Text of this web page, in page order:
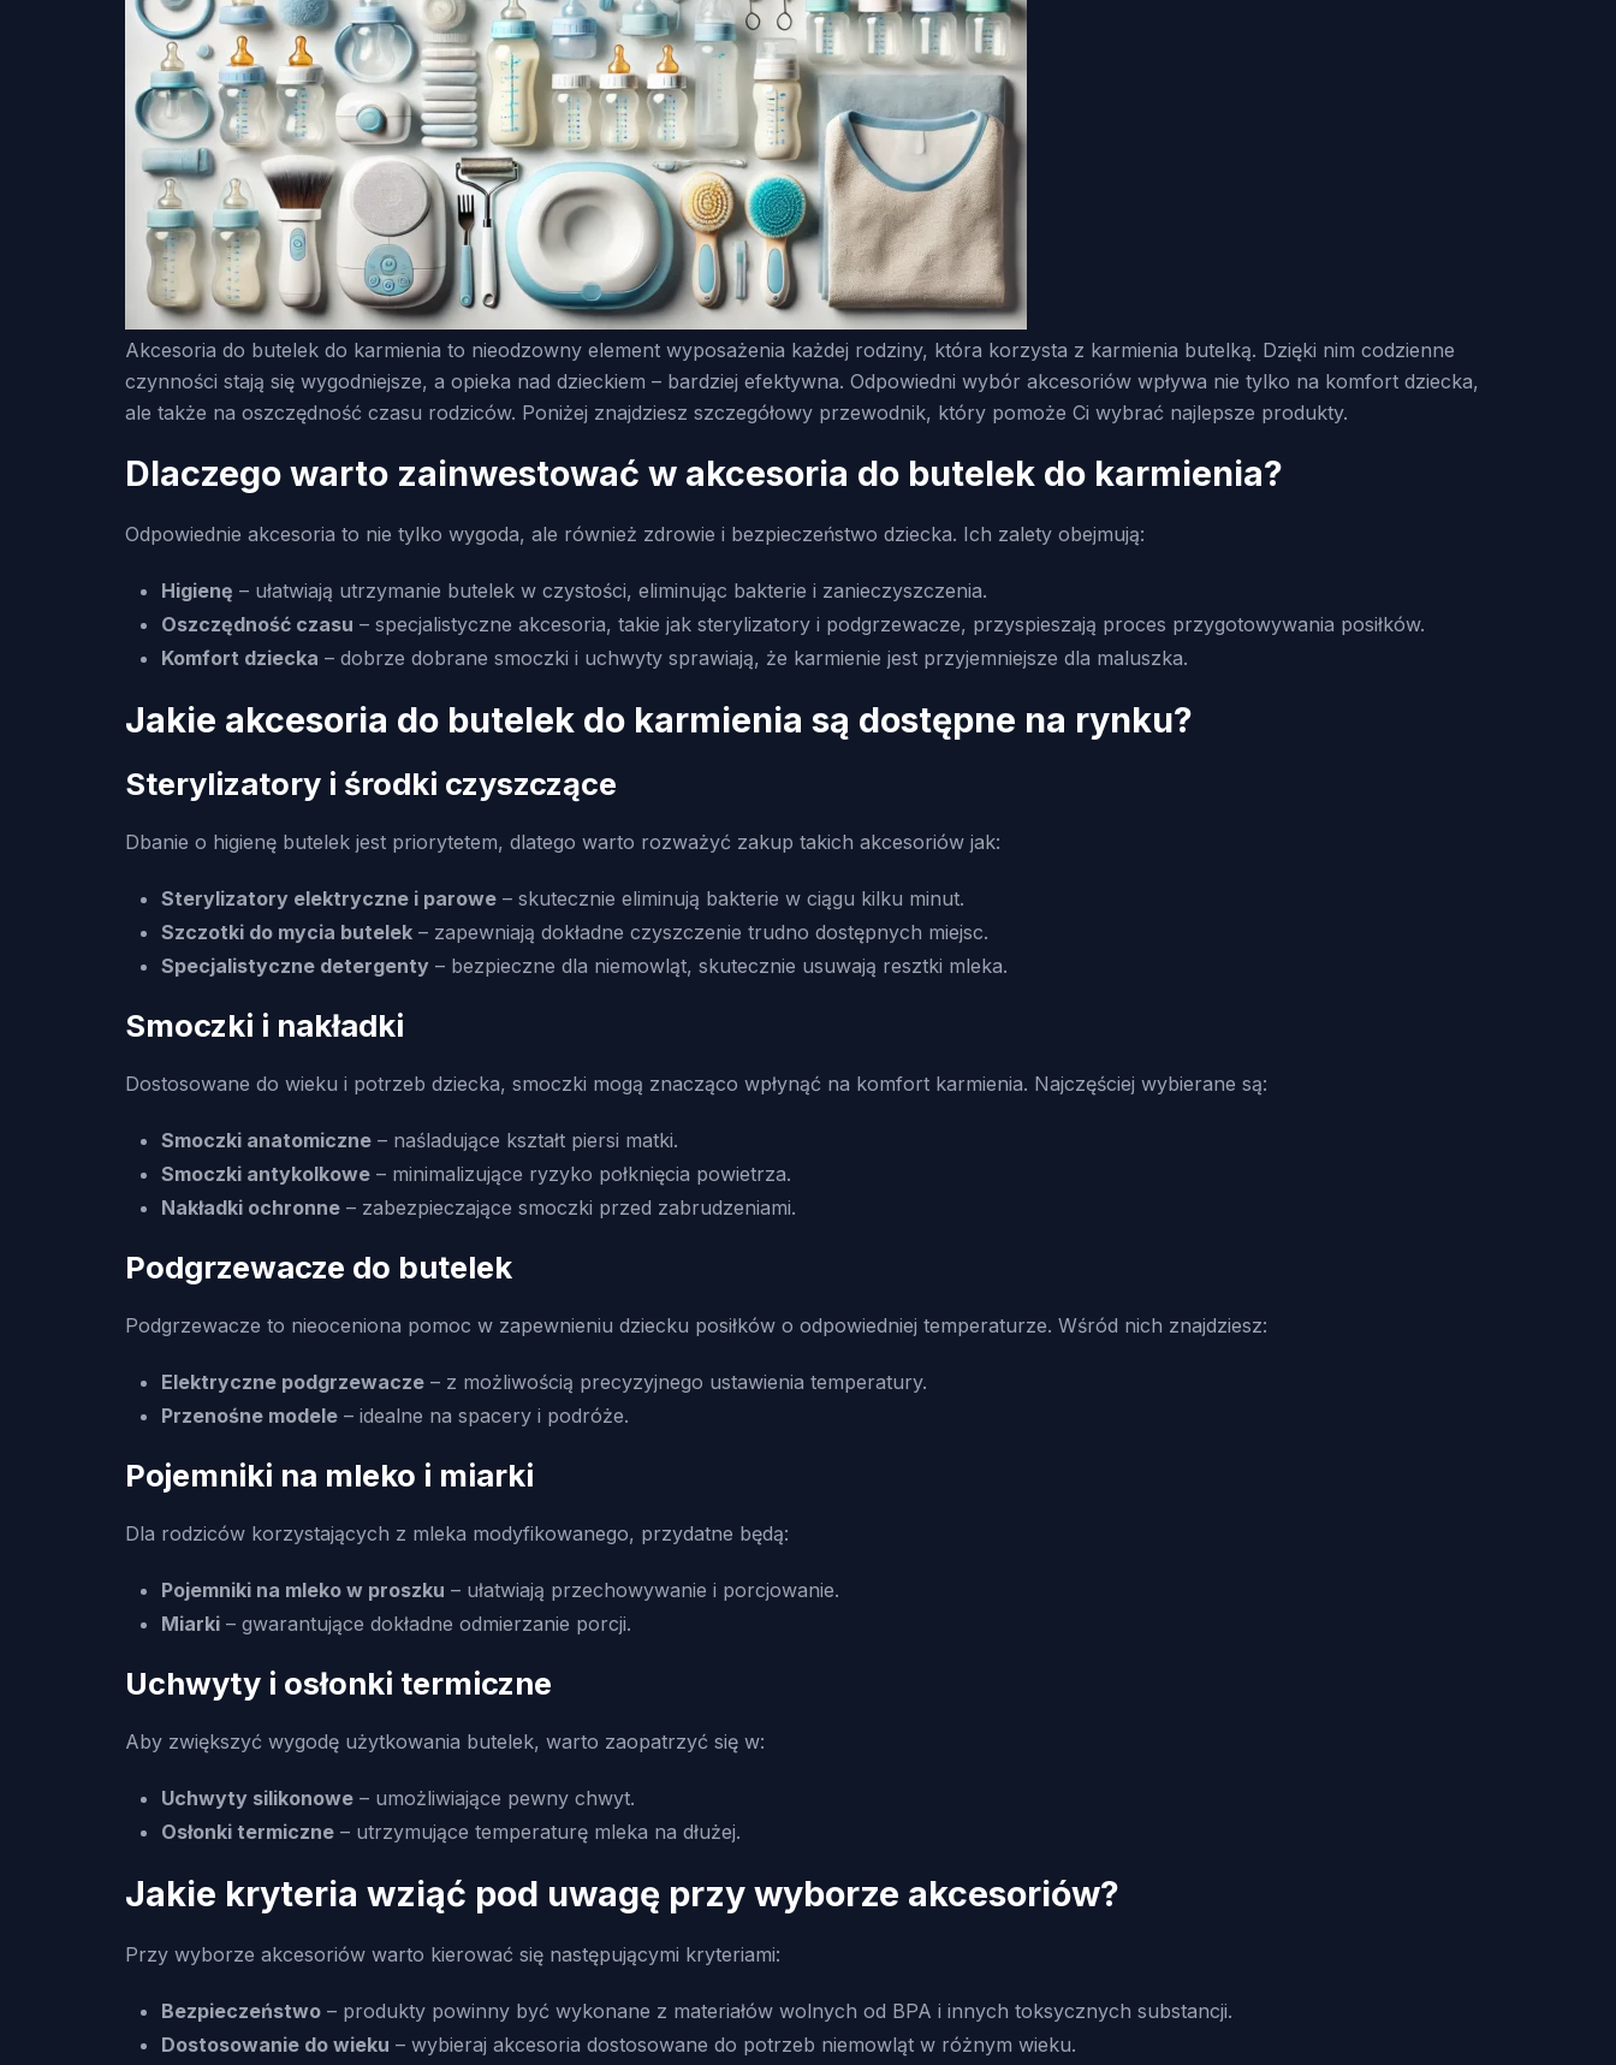
Akcesoria do butelek do karmienia to nieodzowny element wyposażenia każdej rodziny, która korzysta z karmienia butelką. Dzięki nim codzienne
czynności stają się wygodniejsze, a opieka nad dzieckiem – bardziej efektywna. Odpowiedni wybór akcesoriów wpływa nie tylko na komfort dziecka,
ale także na oszczędność czasu rodziców. Poniżej znajdziesz szczegółowy przewodnik, który pomoże Ci wybrać najlepsze produkty.
Dlaczego warto zainwestować w akcesoria do butelek do karmienia?
Odpowiednie akcesoria to nie tylko wygoda, ale również zdrowie i bezpieczeństwo dziecka. Ich zalety obejmują:
Higienę – ułatwiają utrzymanie butelek w czystości, eliminując bakterie i zanieczyszczenia.
Oszczędność czasu – specjalistyczne akcesoria, takie jak sterylizatory i podgrzewacze, przyspieszają proces przygotowywania posiłków.
Komfort dziecka – dobrze dobrane smoczki i uchwyty sprawiają, że karmienie jest przyjemniejsze dla maluszka.
Jakie akcesoria do butelek do karmienia są dostępne na rynku?
Sterylizatory i środki czyszczące
Dbanie o higienę butelek jest priorytetem, dlatego warto rozważyć zakup takich akcesoriów jak:
Sterylizatory elektryczne i parowe – skutecznie eliminują bakterie w ciągu kilku minut.
Szczotki do mycia butelek – zapewniają dokładne czyszczenie trudno dostępnych miejsc.
Specjalistyczne detergenty – bezpieczne dla niemowląt, skutecznie usuwają resztki mleka.
Smoczki i nakładki
Dostosowane do wieku i potrzeb dziecka, smoczki mogą znacząco wpłynąć na komfort karmienia. Najczęściej wybierane są:
Smoczki anatomiczne – naśladujące kształt piersi matki.
Smoczki antykolkowe – minimalizujące ryzyko połknięcia powietrza.
Nakładki ochronne – zabezpieczające smoczki przed zabrudzeniami.
Podgrzewacze do butelek
Podgrzewacze to nieoceniona pomoc w zapewnieniu dziecku posiłków o odpowiedniej temperaturze. Wśród nich znajdziesz:
Elektryczne podgrzewacze – z możliwością precyzyjnego ustawienia temperatury.
Przenośne modele – idealne na spacery i podróże.
Pojemniki na mleko i miarki
Dla rodziców korzystających z mleka modyfikowanego, przydatne będą:
Pojemniki na mleko w proszku – ułatwiają przechowywanie i porcjowanie.
Miarki – gwarantujące dokładne odmierzanie porcji.
Uchwyty i osłonki termiczne
Aby zwiększyć wygodę użytkowania butelek, warto zaopatrzyć się w:
Uchwyty silikonowe – umożliwiające pewny chwyt.
Osłonki termiczne – utrzymujące temperaturę mleka na dłużej.
Jakie kryteria wziąć pod uwagę przy wyborze akcesoriów?
Przy wyborze akcesoriów warto kierować się następującymi kryteriami:
Bezpieczeństwo – produkty powinny być wykonane z materiałów wolnych od BPA i innych toksycznych substancji.
Dostosowanie do wieku – wybieraj akcesoria dostosowane do potrzeb niemowląt w różnym wieku.